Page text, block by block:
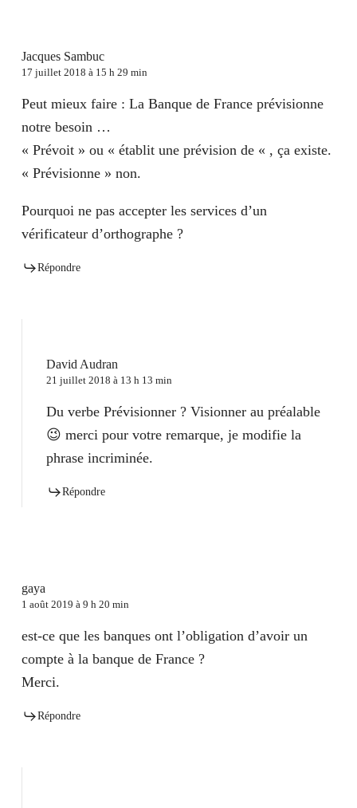
Jacques Sambuc
17 juillet 2018 à 15 h 29 min
Peut mieux faire : La Banque de France prévisionne
notre besoin …
« Prévoit » ou « établit une prévision de « , ça existe.
« Prévisionne » non.
Pourquoi ne pas accepter les services d’un
vérificateur d’orthographe ?
Répondre
David Audran
21 juillet 2018 à 13 h 13 min
Du verbe Prévisionner ? Visionner au préalable
😉 merci pour votre remarque, je modifie la
phrase incriminée.
Répondre
gaya
1 août 2019 à 9 h 20 min
est-ce que les banques ont l’obligation d’avoir un
compte à la banque de France ?
Merci.
Répondre